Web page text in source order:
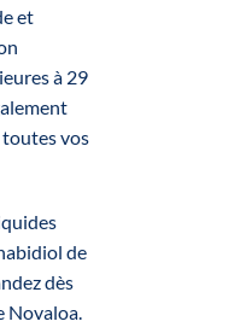
et
à 29
vos
de
dès
Novaloa.